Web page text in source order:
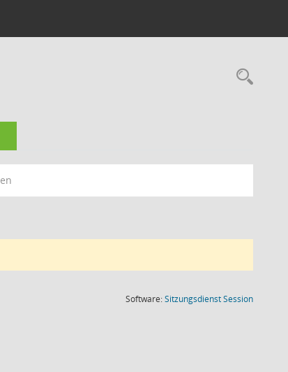
Software:SitzungsdienstSession(Wird in